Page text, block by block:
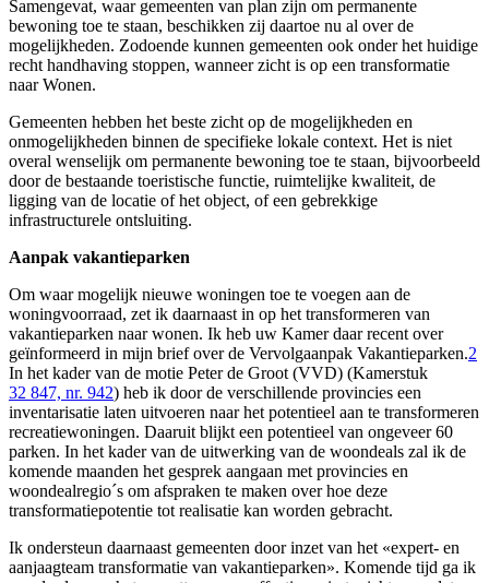
Samengevat, waar gemeenten van plan zijn om permanente
bewoning toe te staan, beschikken zij daartoe nu al over de
mogelijkheden. Zodoende kunnen gemeenten ook onder het huidige
recht handhaving stoppen, wanneer zicht is op een transformatie
naar Wonen.
Gemeenten hebben het beste zicht op de mogelijkheden en
onmogelijkheden binnen de specifieke lokale context. Het is niet
overal wenselijk om permanente bewoning toe te staan, bijvoorbeeld
door de bestaande toeristische functie, ruimtelijke kwaliteit, de
ligging van de locatie of het object, of een gebrekkige
infrastructurele ontsluiting.
Aanpak vakantieparken
Om waar mogelijk nieuwe woningen toe te voegen aan de
woningvoorraad, zet ik daarnaast in op het transformeren van
vakantieparken naar wonen. Ik heb uw Kamer daar recent over
geïnformeerd in mijn brief over de Vervolgaanpak Vakantieparken.2
In het kader van de motie Peter de Groot (VVD) (Kamerstuk
32 847, nr. 942) heb ik door de verschillende provincies een
inventarisatie laten uitvoeren naar het potentieel aan te transformeren
recreatiewoningen. Daaruit blijkt een potentieel van ongeveer 60
parken. In het kader van de uitwerking van de woondeals zal ik de
komende maanden het gesprek aangaan met provincies en
woondealregio´s om afspraken te maken over hoe deze
transformatiepotentie tot realisatie kan worden gebracht.
Ik ondersteun daarnaast gemeenten door inzet van het «expert- en
aanjaagteam transformatie van vakantieparken». Komende tijd ga ik